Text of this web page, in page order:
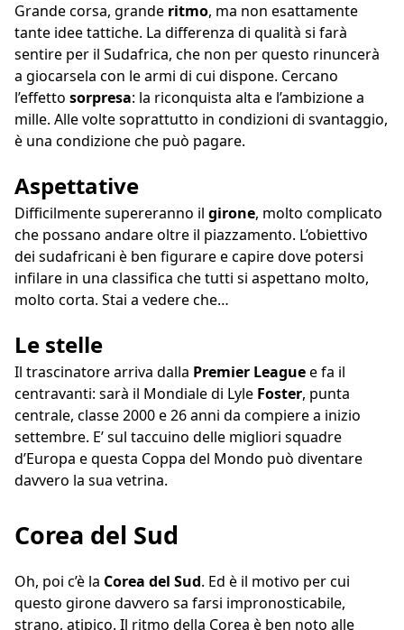
Grande corsa, grande ritmo, ma non esattamente
tante idee tattiche. La differenza di qualità si farà
sentire per il Sudafrica, che non per questo rinuncerà
a giocarsela con le armi di cui dispone. Cercano
l’effetto sorpresa: la riconquista alta e l’ambizione a
mille. Alle volte soprattutto in condizioni di svantaggio,
è una condizione che può pagare.
Aspettative
Difficilmente supereranno il girone, molto complicato
che possano andare oltre il piazzamento. L’obiettivo
dei sudafricani è ben figurare e capire dove potersi
infilare in una classifica che tutti si aspettano molto,
molto corta. Stai a vedere che…
Le stelle
Il trascinatore arriva dalla Premier Leaguee fa il
centravanti: sarà il Mondiale di Lyle Foster, punta
centrale, classe 2000 e 26 anni da compiere a inizio
settembre. E’ sul taccuino delle migliori squadre
d’Europa e questa Coppa del Mondo può diventare
davvero la sua vetrina.
Corea del Sud
Oh, poi c’è la Corea del Sud. Ed è il motivo per cui
questo girone davvero sa farsi impronosticabile,
strano, atipico. Il ritmo della Corea è ben noto alle